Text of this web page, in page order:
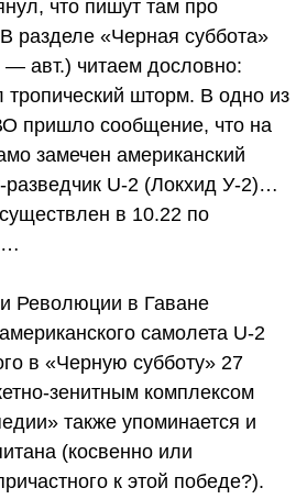
что пишут там про
разделе «Черная суббота»
— авт.) читаем дословно:
шторм. В одно из
пришло сообщение, что на
замечен американский
U-2 (Локхид У-2)…
в 10.22 по
Революции в Гаване
самолета U-2
в «Черную субботу» 27
зенитным комплексом
также упоминается и
(косвенно или
к этой победе?).